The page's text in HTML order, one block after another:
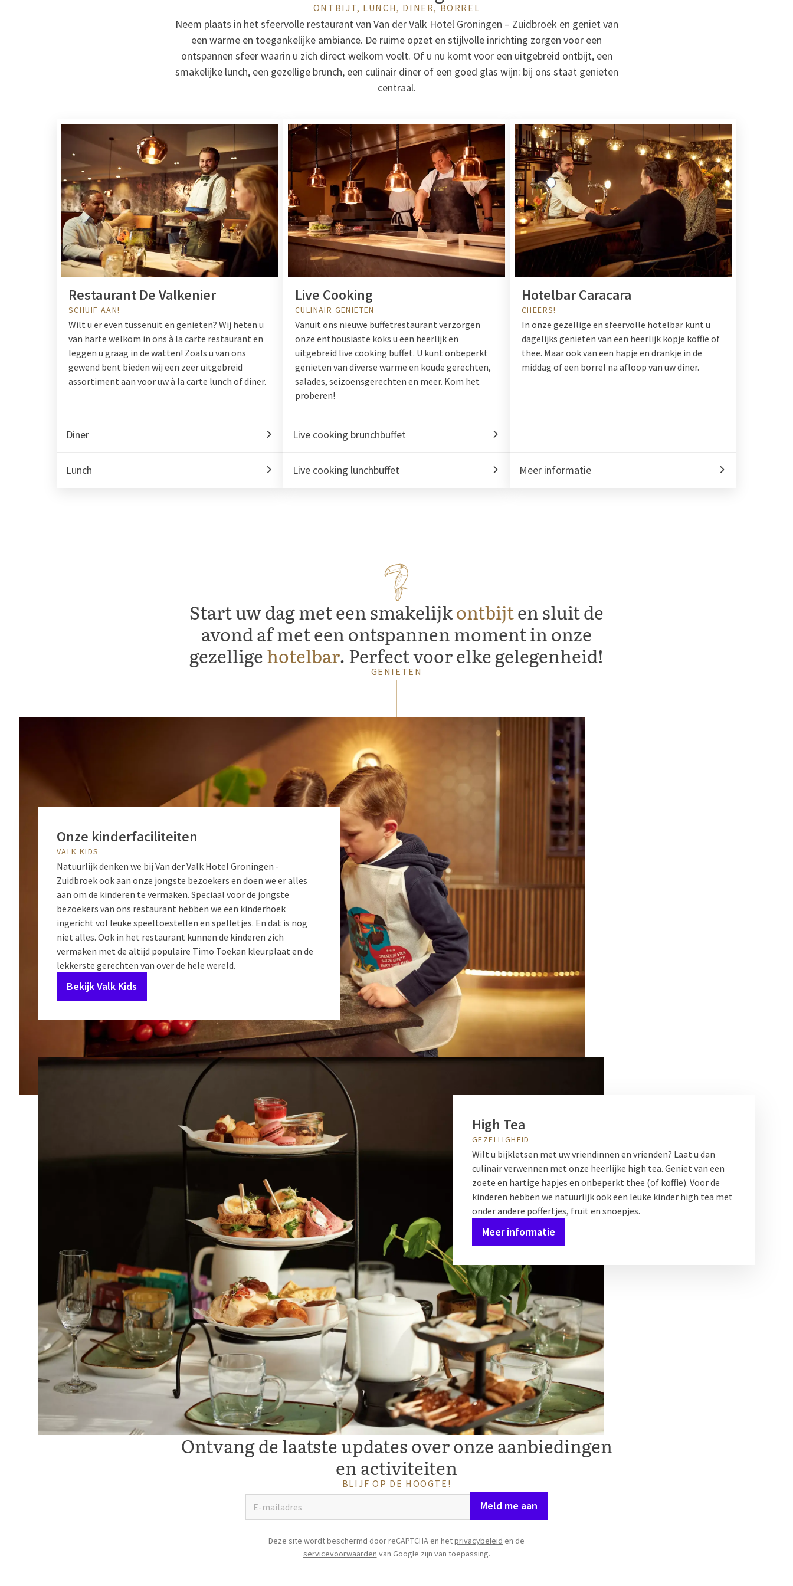
ONTBIJT, LUNCH, DINER, BORREL
Neem plaats in het sfeervolle restaurant van Van der Valk Hotel Groningen – Zuidbroek en geniet van
een warme en toegankelijke ambiance. De ruime opzet en stijlvolle inrichting zorgen voor een
ontspannen sfeer waarin u zich direct welkom voelt. Of u nu komt voor een uitgebreid ontbijt, een
smakelijke lunch, een gezellige brunch, een culinair diner of een goed glas wijn: bij ons staat genieten
centraal.
Restaurant De Valkenier
SCHUIF AAN!
Wilt u er even tussenuit en genieten? Wij heten u
van harte welkom in ons à la carte restaurant en
leggen u graag in de watten! Zoals u van ons
gewend bent bieden wij een zeer uitgebreid
assortiment aan voor uw à la carte lunch of diner.
Diner
Lunch
Live Cooking
CULINAIR GENIETEN
Vanuit ons nieuwe buffetrestaurant verzorgen
onze enthousiaste koks u een heerlijk en
uitgebreid live cooking buffet. U kunt onbeperkt
genieten van diverse warme en koude gerechten,
salades, seizoensgerechten en meer. Kom het
proberen!
Live cooking brunchbuffet
Live cooking lunchbuffet
Hotelbar Caracara
CHEERS!
In onze gezellige en sfeervolle hotelbar kunt u
dagelijks genieten van een heerlijk kopje koffie of
thee. Maar ook van een hapje en drankje in de
middag of een borrel na afloop van uw diner.
Meer informatie
Start uw dag met een smakelijkontbijten sluit de
avond af met een ontspannen moment in onze
gezelligehotelbar. Perfect voor elke gelegenheid!
GENIETEN
Onze kinderfaciliteiten
VALK KIDS
Natuurlijk denken we bij Van der Valk Hotel Groningen -
Zuidbroek ook aan onze jongste bezoekers en doen we er alles
aan om de kinderen te vermaken. Speciaal voor de jongste
bezoekers van ons restaurant hebben we een kinderhoek
ingericht vol leuke speeltoestellen en spelletjes. En dat is nog
niet alles. Ook in het restaurant kunnen de kinderen zich
vermaken met de altijd populaire Timo Toekan kleurplaat en de
lekkerste gerechten van over de hele wereld.
Bekijk Valk Kids
High Tea
GEZELLIGHEID
Wilt u bijkletsen met uw vriendinnen en vrienden? Laat u dan
culinair verwennen met onze heerlijke high tea. Geniet van een
zoete en hartige hapjes en onbeperkt thee (of koffie). Voor de
kinderen hebben we natuurlijk ook een leuke kinder high tea met
onder andere poffertjes, fruit en snoepjes.
Meer informatie
Ontvang de laatste updates over onze aanbiedingen
en activiteiten
BLIJF OP DE HOOGTE!
Meld me aan
Deze site wordt beschermd door reCAPTCHA en hetprivacybeleid en de
servicevoorwaarden van Google zijn van toepassing.